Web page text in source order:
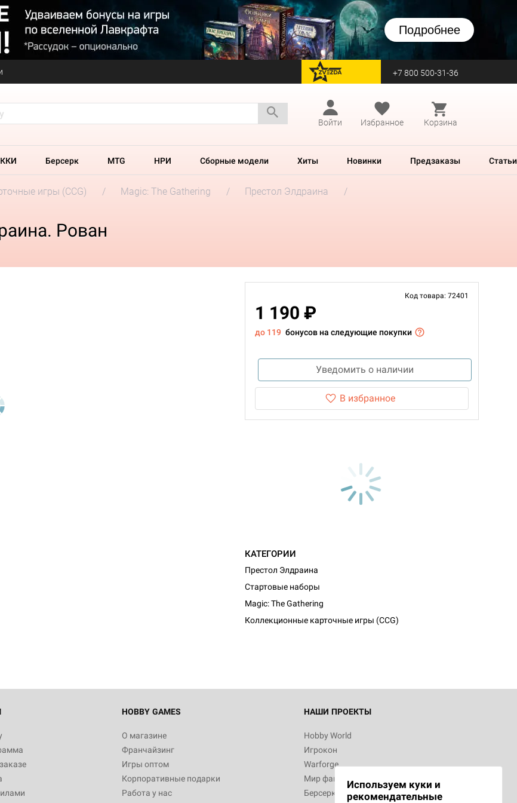
Подробнее
перейти на Zvezda +7 800 500-31-36
Войти
Избранное Корзина
ККИ Берсерк MTG НРИ Сборные модели Хиты Новинки Предзаказы Статьи
игры (CCG) Magic: The Gathering
Престол Элдраина
Рован
Код товара: 72401
1 190 ₽
до 119 бонусов на следующие покупки
Уведомить о наличии
В избранное
КАТЕГОРИИ
Престол Элдраина
Стартовые наборы
Magic: The Gathering
Коллекционные карточные игры (CCG)
HOBBY GAMES
О магазине
Франчайзинг
Игры оптом
Корпоративные подарки
Работа у нас
НАШИ ПРОЕКТЫ
Hobby World
Игрокон
Warforge
Мир фантастики
Берсерк
Используем куки и
рекомендательные